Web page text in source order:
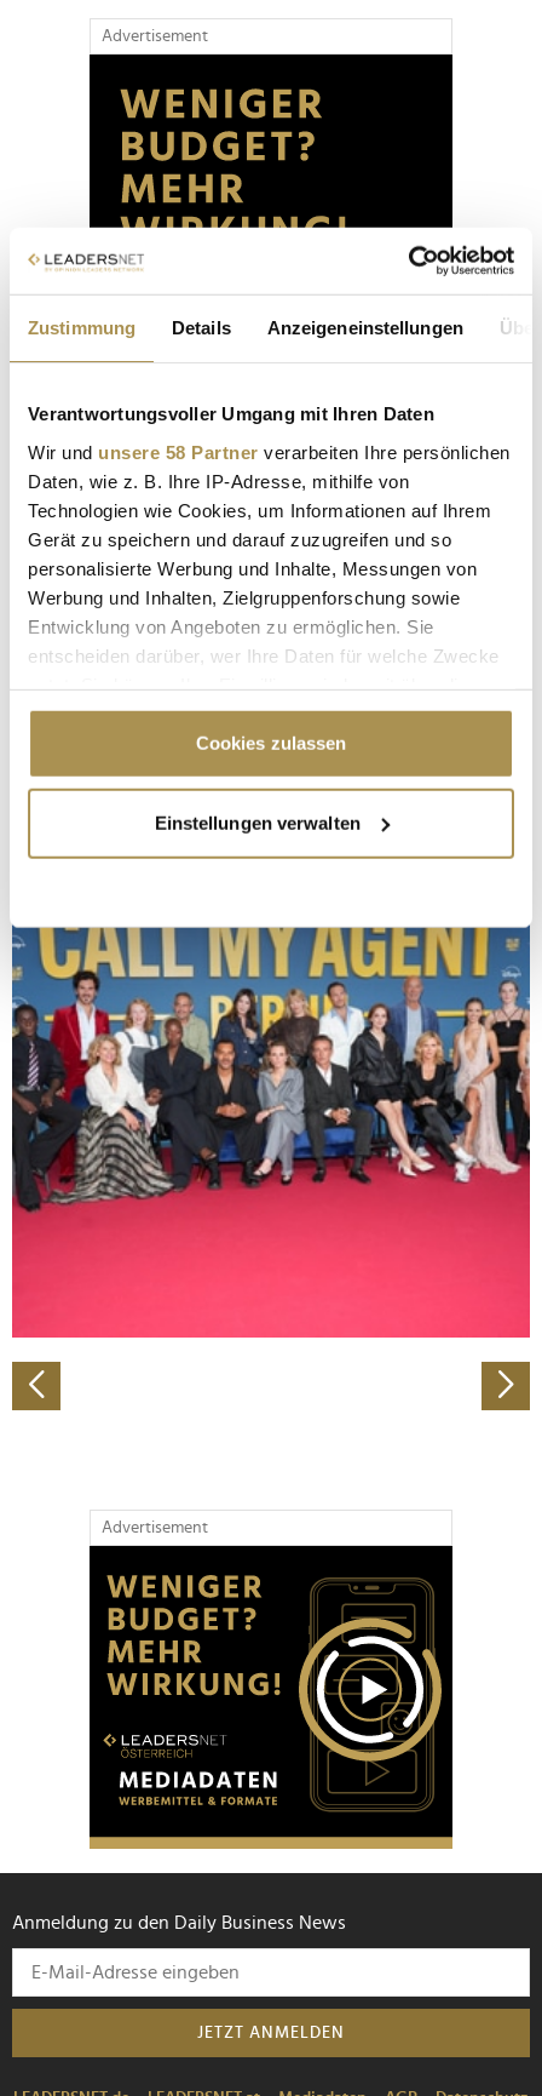
Zustimmung Details Anzeigeneinstellungen
Verantwortungsvoller Umgang mit Ihren Daten
Wir und unsere 58 Partner verarbeiten Ihre persönlichen
Daten, wie z. B. Ihre IP-Adresse, mithilfe von
Technologien wie Cookies, um Informationen auf Ihrem
Gerät zu speichern und darauf zuzugreifen und so
personalisierte Werbung und Inhalte, Messungen von
Werbung und Inhalten, Zielgruppenforschung sowie
Entwicklung von Angeboten zu ermöglichen. Sie
entscheiden darüber, wer Ihre Daten für welche Zwecke
Cookie-Erklärung oder durch Klicken auf das Privacy
Trigger Symbol ändern oder widerrufen
Informationen über Ihre geografische Lage
erfassen, welche bis auf einige Meter genau sein
bestimmten Merkmalen (Fingerprinting) identifizieren
Erfahren Sie mehr darüber, wie Ihre persönlichen Daten
verarbeitet werden, und legen Sie Ihre Präferenzen im
Abschnitt Einzelheitenfest.
Wir verwenden Cookies, um Inhalte und Anzeigen zu
personalisieren, Funktionen für soziale Medien anbieten
zu können und die Zugriffe auf unsere Website zu
analysieren. Außerdem geben wir Informationen zu Ihrer
Verwendung unserer Website an unsere Partner für
haben oder die sie im Rahmen Ihrer Nutzung der Dienste
gesammelt haben.
Cookies zulassen
Einstellungen verwalten
Advertisement
Advertisement
Anmeldung zu den Daily Business News
JETZT ANMELDEN